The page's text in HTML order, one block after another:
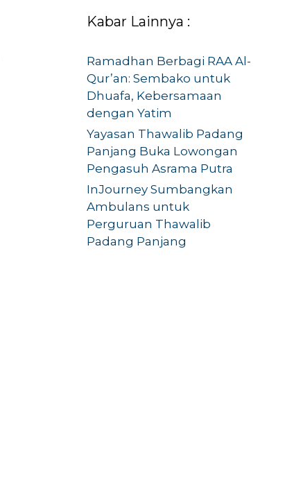
Kabar Lainnya :
Ramadhan Berbagi RAA Al-
Qur’an: Sembako untuk
Dhuafa, Kebersamaan
dengan Yatim
Yayasan Thawalib Padang
Panjang Buka Lowongan
Pengasuh Asrama Putra
InJourney Sumbangkan
Ambulans untuk
Perguruan Thawalib
Padang Panjang